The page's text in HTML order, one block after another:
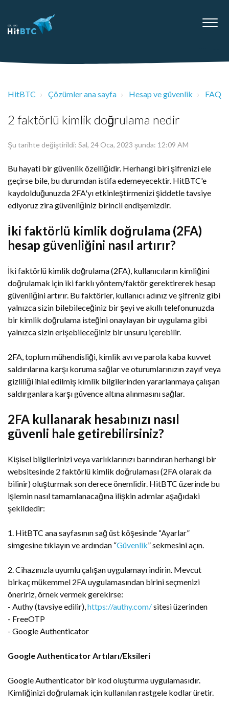
HitBTC Çözümler ana sayfa Hesap ve güvenlik FAQ
2 faktörlü kimlik doğrulama nedir
Şu tarihte değiştirildi: Sal, 24 Oca, 2023 şunda: 12:09 AM
Bu hayati bir güvenlik özelliğidir. Herhangi biri şifrenizi ele
geçirse bile, bu durumdan istifa edemeyecektir. HitBTC'e
kaydolduğunuzda 2FA'yı etkinleştirmenizi şiddetle tavsiye
ediyoruz zira güvenliğiniz birincil endişemizdir.
İki faktörlü kimlik doğrulama (2FA)
hesap güvenliğini nasıl artırır?
İki faktörlü kimlik doğrulama (2FA), kullanıcıların kimliğini
doğrulamak için iki farklı yöntem/faktör gerektirerek hesap
güvenliğini artırır. Bu faktörler, kullanıcı adınız ve şifreniz gibi
yalnızca sizin bilebileceğiniz bir şeyi ve akıllı telefonunuzda
bir kimlik doğrulama isteğini onaylayan bir uygulama gibi
yalnızca sizin erişebileceğiniz bir unsuru içerebilir.
2FA, toplum mühendisliği, kimlik avı ve parola kaba kuvvet
saldırılarına karşı koruma sağlar ve oturumlarınızın zayıf veya
gizliliği ihlal edilmiş kimlik bilgilerinden yararlanmaya çalışan
saldırganlara karşı güvence altına alınmasını sağlar.
2FA kullanarak hesabınızı nasıl
güvenli hale getirebilirsiniz?
Kişisel bilgilerinizi veya varlıklarınızı barındıran herhangi bir
websitesinde 2 faktörlü kimlik doğrulaması (2FA olarak da
bilinir) oluşturmak son derece önemlidir. HitBTC üzerinde bu
işlemin nasıl tamamlanacağına ilişkin adımlar aşağıdaki
şekildedir:
1. HitBTC ana sayfasının sağ üst köşesinde “Ayarlar”
simgesine tıklayın ve ardından “Güvenlik” sekmesini açın.
2. Cihazınızla uyumlu çalışan uygulamayı indirin. Mevcut
birkaç mükemmel 2FA uygulamasından birini seçmenizi
öneririz, örnek vermek gerekirse:
- Authy (tavsiye edilir),https://authy.com/sitesi üzerinden
- FreeOTP
- Google Authenticator
Google Authenticator Artıları/Eksileri
Google Authenticator bir kod oluşturma uygulamasıdır.
Kimliğinizi doğrulamak için kullanılan rastgele kodlar üretir.